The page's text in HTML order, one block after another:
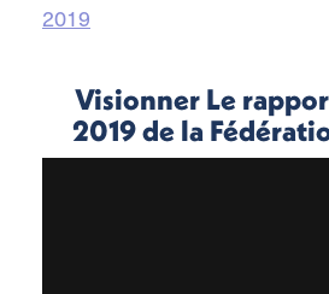
2019
Visionner Le
2019 de la